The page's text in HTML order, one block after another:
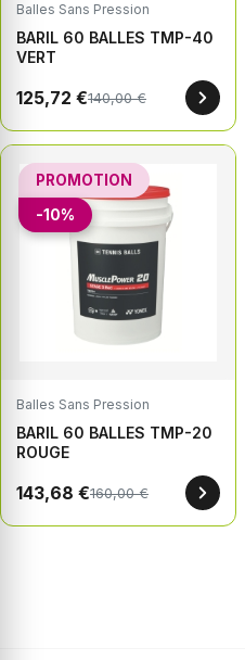
Balles Sans Pression
BARIL 60 BALLES TMP-40
VERT
125,72 €140,00 €
PROMOTION
-10%
Balles Sans Pression
BARIL 60 BALLES TMP-20
ROUGE
143,68 €160,00 €